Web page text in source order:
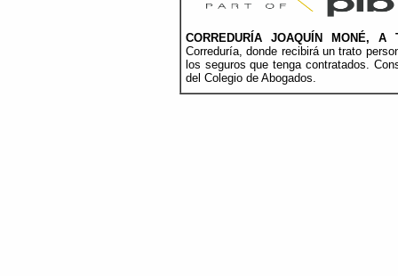
CORREDURÍA JOAQUÍN MONÉ, A
Correduría, donde recibirá un trato
los seguros que tenga contratados.
del Colegio de Abogados.